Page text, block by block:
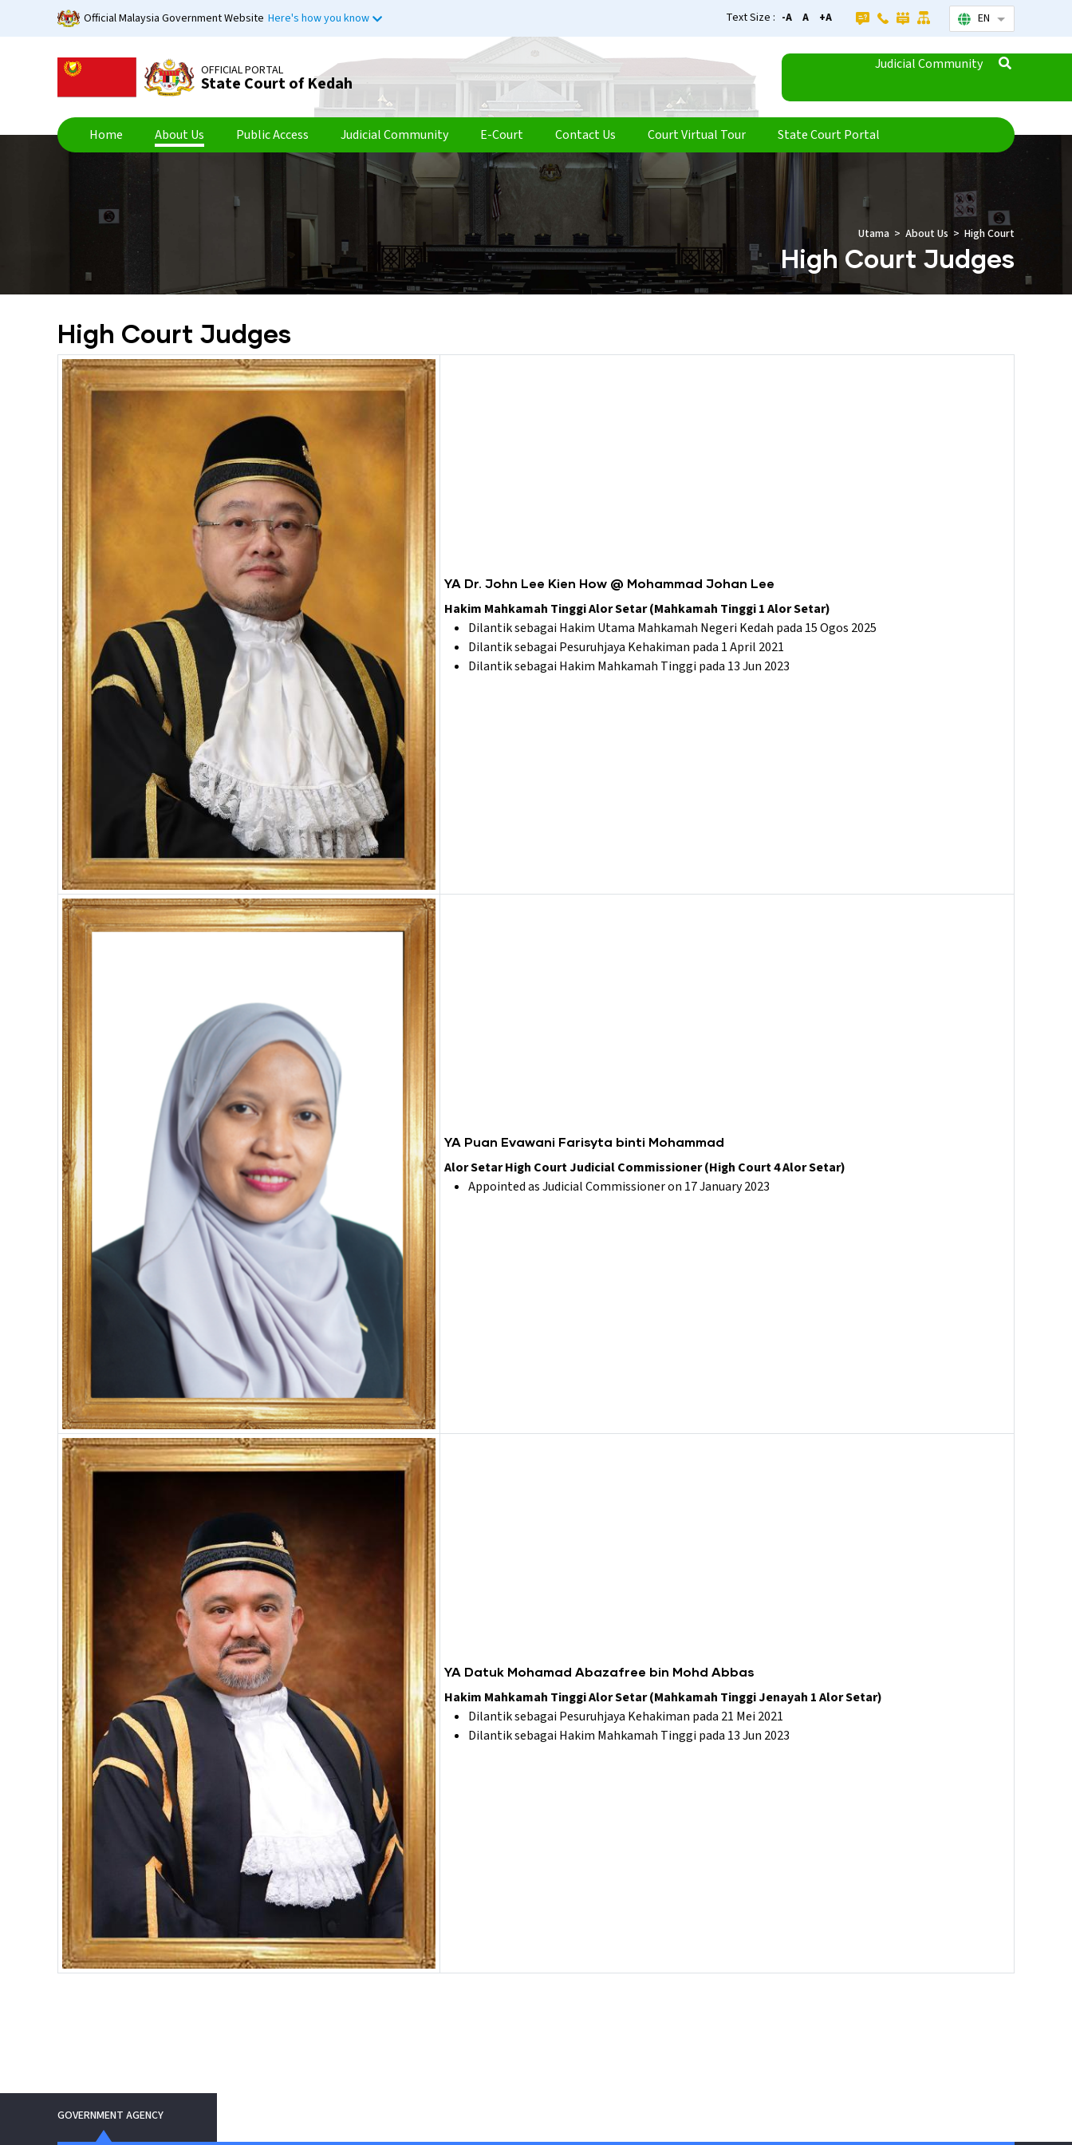
Official Malaysia Government Website Here's how you know Text Size : -A A +A EN List additional
OFFICIAL PORTAL
State Court of Kedah
Judicial Community
Home About Us Public Access Judicial Community E-Court Contact Us Court Virtual Tour State Court Portal
High Court Judges
Utama About Us High Court
High Court Judges
YA Dr. John Lee Kien How @ Mohammad Johan Lee
Hakim Mahkamah Tinggi Alor Setar (Mahkamah Tinggi 1 Alor Setar)
Dilantik sebagai Hakim Utama Mahkamah Negeri Kedah pada 15 Ogos 2025
Dilantik sebagai Pesuruhjaya Kehakiman pada 1 April 2021
Dilantik sebagai Hakim Mahkamah Tinggi pada 13 Jun 2023
YA Puan Evawani Farisyta binti Mohammad
Alor Setar High Court Judicial Commissioner (High Court 4 Alor Setar)
Appointed as Judicial Commissioner on 17 January 2023
YA Datuk Mohamad Abazafree bin Mohd Abbas
Hakim Mahkamah Tinggi Alor Setar (Mahkamah Tinggi Jenayah 1 Alor Setar)
Dilantik sebagai Pesuruhjaya Kehakiman pada 21 Mei 2021
Dilantik sebagai Hakim Mahkamah Tinggi pada 13 Jun 2023
GOVERNMENT AGENCY